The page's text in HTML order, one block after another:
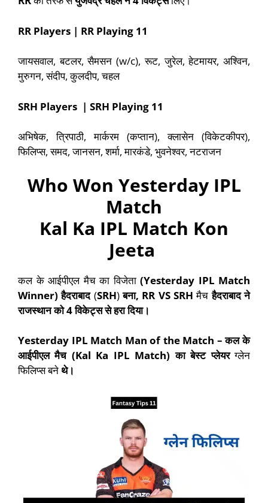
RR Players | RR Playing 11
जायसवाल, बटलर, सैमसन (w/c), रूट, जुरेल, हेटमायर, अश्विन,
मुरुगन, संदीप, कुलदीप, चहल
SRH Players | SRH Playing 11
अभिषेक, त्रिपाठी, मार्करम (कप्तान), क्लासेन (विकेटकीपर),
फिलिप्स, समद, जानसन, शर्मा, मारकंडे, भुवनेश्वर, नटराजन
Who Won Yesterday IPL
Match
Kal Ka IPL Match Kon
Jeeta
कल के आईपीएल मैच का विजेता (Yesterday IPL Match
Winner) हैदराबाद (SRH)बना, RR VS SRHमैचहैदराबादने
राजस्थानको4विकेट्स से हरा दिया।
Yesterday IPL Match Man of the Match –कल के
आईपीएल मैच (Kal Ka IPL Match)का बेस्ट प्लेयरग्लेन
फिलिप्स बनेथे।